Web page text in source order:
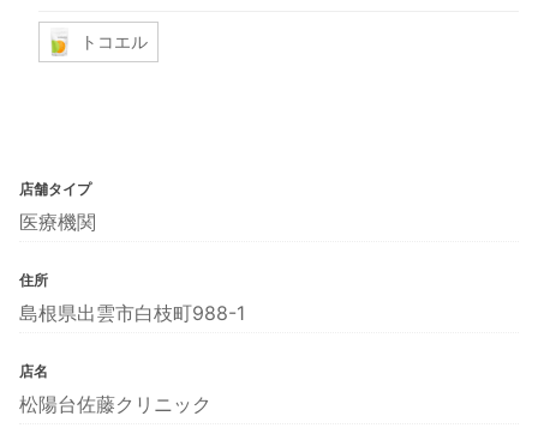
トコエル
店舗タイプ
医療機関
住所
島根県出雲市白枝町988-1
店名
松陽台佐藤クリニック